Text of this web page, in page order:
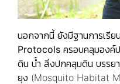
นอกจากนี้ ยังมีฐานการเรีย
Protocols ครอบคลุมองค์
ดิน น้ำ สิ่งปกคลุมดิน บรรย
ยุง (Mosquito Habitat